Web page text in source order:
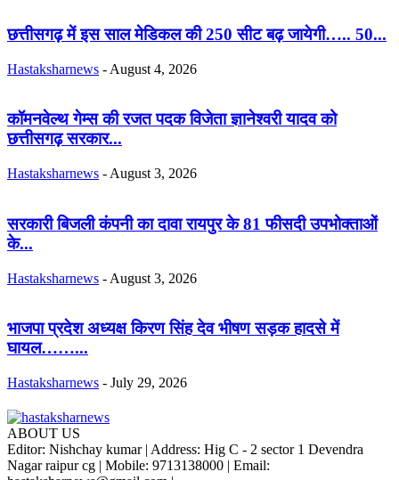
छत्तीसगढ़ में इस साल मेडिकल की 250 सीट बढ़ जायेगी….. 50...
Hastaksharnews - August 4, 2026
कॉमनवेल्थ गेम्स की रजत पदक विजेता ज्ञानेश्वरी यादव को
छत्तीसगढ़ सरकार...
Hastaksharnews - August 3, 2026
सरकारी बिजली कंपनी का दावा रायपुर के 81 फीसदी उपभोक्ताओं
के...
Hastaksharnews - August 3, 2026
भाजपा प्रदेश अध्यक्ष किरण सिंह देव भीषण सड़क हादसे में
घायल……...
Hastaksharnews - July 29, 2026
ABOUT US
Editor: Nishchay kumar | Address: Hig C - 2 sector 1 Devendra
Nagar raipur cg | Mobile: 9713138000 | Email: